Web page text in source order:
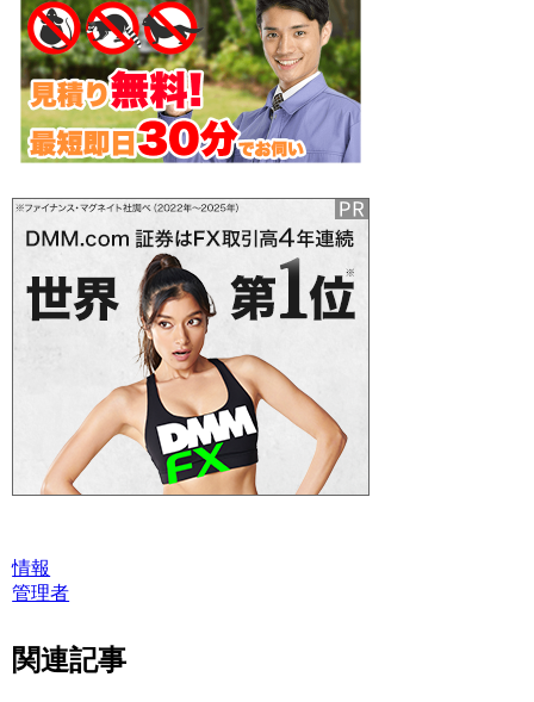
情報
管理者
関連記事